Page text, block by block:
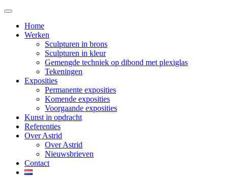
Home
Werken
Sculpturen in brons
Sculpturen in kleur
Gemengde techniek op dibond met plexiglas
Tekeningen
Exposities
Permanente exposities
Komende exposities
Voorgaande exposities
Kunst in opdracht
Referenties
Over Astrid
Over Astrid
Nieuwsbrieven
Contact